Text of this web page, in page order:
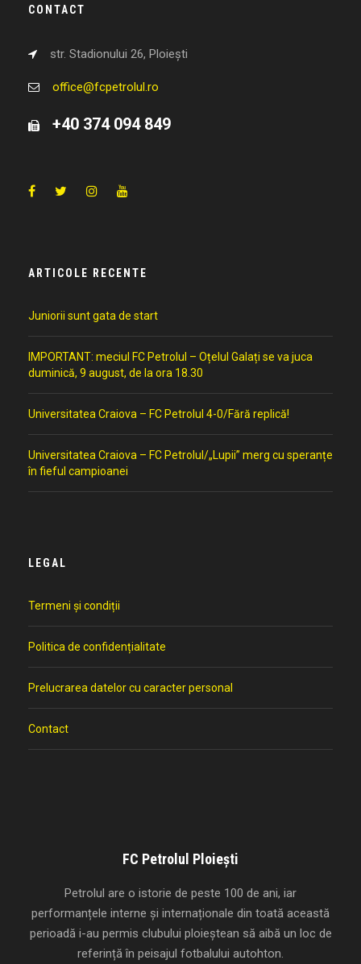
CONTACT
str. Stadionului 26, Ploiești
office@fcpetrolul.ro
+40 374 094 849
ARTICOLE RECENTE
Juniorii sunt gata de start
IMPORTANT: meciul FC Petrolul – Oțelul Galați se va juca
duminică, 9 august, de la ora 18.30
Universitatea Craiova – FC Petrolul 4-0/Fără replică!
Universitatea Craiova – FC Petrolul/„Lupii” merg cu speranțe
în fieful campioanei
LEGAL
Termeni și condiții
Politica de confidențialitate
Prelucrarea datelor cu caracter personal
Contact
FC Petrolul Ploiești
Petrolul are o istorie de peste 100 de ani, iar
performanțele interne și internaționale din toată această
perioadă i-au permis clubului ploieștean să aibă un loc de
referință în peisajul fotbalului autohton.